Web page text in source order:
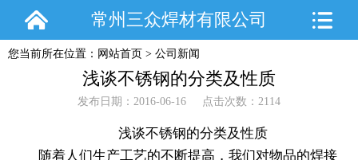
常州三众焊材有限公司
您当前所在位置： 网站首页 > 公司新闻
浅谈不锈钢的分类及性质
发布日期：2016-06-16 点击次数：2114
浅谈不锈钢的分类及性质
随着人们生产工艺的不断提高，我们对物品的焊接